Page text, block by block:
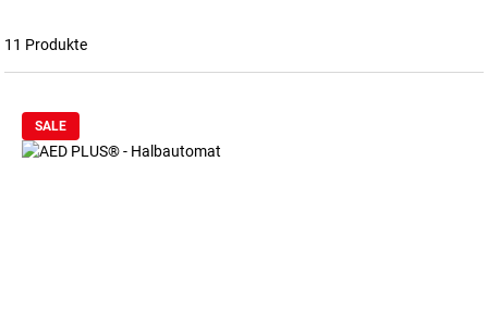
11 Produkte
SALE